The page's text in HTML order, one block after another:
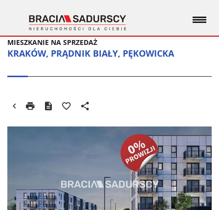
KRAKÓW, PRĄDNIK BIAŁY, PĘKOWICKA
MIESZKANIE NA SPRZEDAŻ